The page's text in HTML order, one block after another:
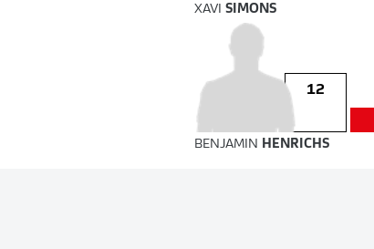
XAVISIMONS
12
BENJAMIN HENRICHS